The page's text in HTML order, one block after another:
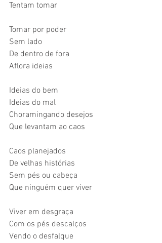
Tentam tomar
Tomar por poder
Sem lado
De dentro de fora
Aflora ideias
Ideias do bem
Ideias do mal
Choramingando desejos
Que levantam ao caos
Caos planejados
De velhas histórias
Sem pés ou cabeça
Que ninguém quer viver
Viver em desgraça
Com os pés descalços
Vendo o desfalque